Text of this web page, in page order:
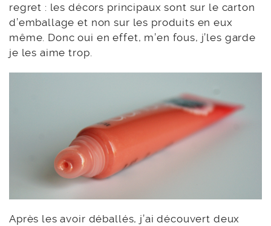
regret : les décors principaux sont sur le carton
d’emballage et non sur les produits en eux
même. Donc oui en effet, m’en fous, j’les garde
je les aime trop.
Après les avoir déballés, j’ai découvert deux